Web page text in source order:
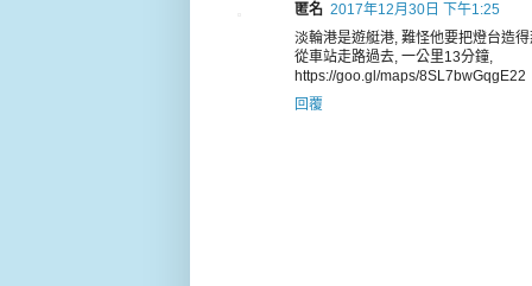
匿名 2017年12月30日 下午1:25
淡輪港是遊艇港, 難怪他要把燈台造
從車站走路過去, 一公里13分鐘,
https://goo.gl/maps/8SL7bwGqgE22
回覆